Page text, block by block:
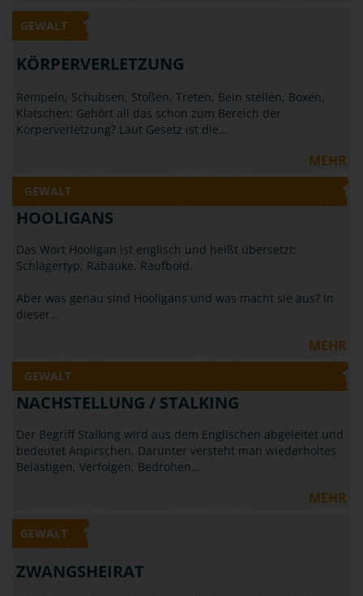
GEWALT
KÖRPERVERLETZUNG
Rempeln, Schubsen, Stoßen, Treten, Bein stellen, Boxen,
Klatschen: Gehört all das schon zum Bereich der
Körperverletzung? Laut Gesetz ist die…
MEHR
GEWALT
HOOLIGANS
Das Wort Hooligan ist englisch und heißt übersetzt:
Schlägertyp, Rabauke, Raufbold.
Aber was genau sind Hooligans und was macht sie aus? In
dieser…
MEHR
GEWALT
NACHSTELLUNG / STALKING
Der Begriff Stalking wird aus dem Englischen abgeleitet und
bedeutet Anpirschen. Darunter versteht man wiederholtes
Belästigen, Verfolgen, Bedrohen…
MEHR
GEWALT
ZWANGSHEIRAT